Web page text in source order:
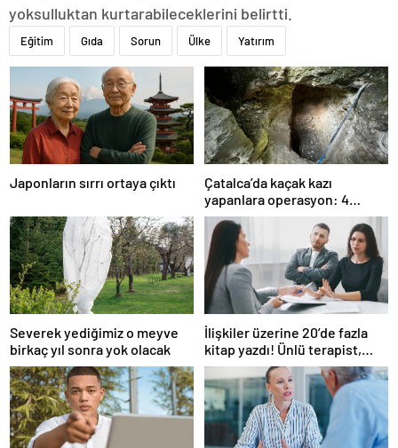
yoksulluktan kurtarabileceklerini belirtti.
Eğitim Gıda Sorun Ülke Yatırım
Japonların sırrı ortaya çıktı
Çatalca’da kaçak kazı
yapanlara operasyon: 4
gözaltı
Severek yediğimiz o meyve
birkaç yıl sonra yok olacak
İlişkiler üzerine 20’de fazla
kitap yazdı! Ünlü terapist,
boşanmaların gerçek
suçlularını açıklıyor